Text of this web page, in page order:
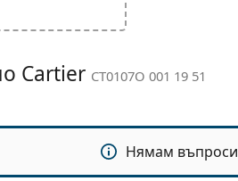
Cartier CT0107O 001 19 51
Нямам въпроси